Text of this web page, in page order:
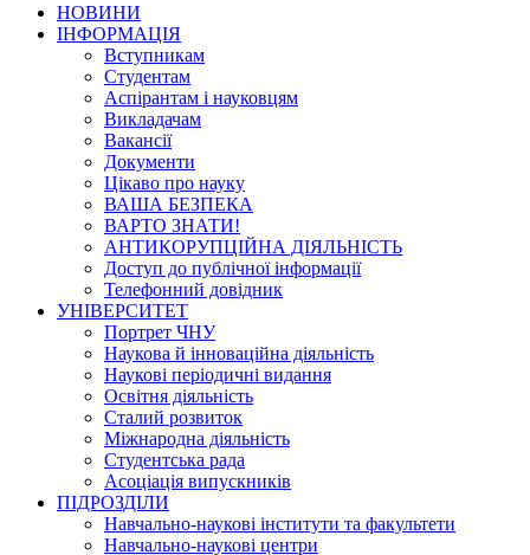
НОВИНИ
ІНФОРМАЦІЯ
Вступникам
Студентам
Аспірантам і науковцям
Викладачам
Вакансії
Документи
Цікаво про науку
ВАША БЕЗПЕКА
ВАРТО ЗНАТИ!
АНТИКОРУПЦІЙНА ДІЯЛЬНІСТЬ
Доступ до публічної інформації
Телефонний довідник
УНІВЕРСИТЕТ
Портрет ЧНУ
Наукова й інноваційна діяльність
Наукові періодичні видання
Освітня діяльність
Сталий розвиток
Міжнародна діяльність
Студентська рада
Асоціація випускників
ПІДРОЗДІЛИ
Навчально-наукові інститути та факультети
Навчально-наукові центри